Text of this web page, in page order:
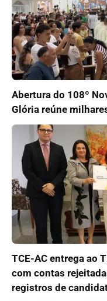
Abertura do 108º
Glória reúne
TCE-AC entrega ao
com contas
registros de